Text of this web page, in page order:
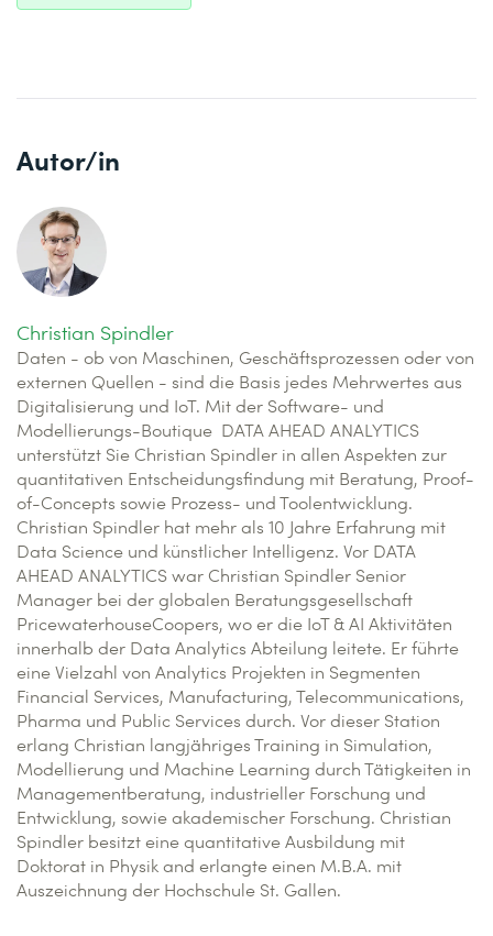
Autor/in
Christian Spindler
Daten - ob von Maschinen, Geschäftsprozessen oder von
externen Quellen - sind die Basis jedes Mehrwertes aus
Digitalisierung und IoT. Mit der Software- und
Modellierungs-Boutique DATA AHEAD ANALYTICS
unterstützt Sie Christian Spindler in allen Aspekten zur
quantitativen Entscheidungsfindung mit Beratung, Proof-
of-Concepts sowie Prozess- und Toolentwicklung.
Christian Spindler hat mehr als 10 Jahre Erfahrung mit
Data Science und künstlicher Intelligenz. Vor DATA
AHEAD ANALYTICS war Christian Spindler Senior
Manager bei der globalen Beratungsgesellschaft
PricewaterhouseCoopers, wo er die IoT & AI Aktivitäten
innerhalb der Data Analytics Abteilung leitete. Er führte
eine Vielzahl von Analytics Projekten in Segmenten
Financial Services, Manufacturing, Telecommunications,
Pharma und Public Services durch. Vor dieser Station
erlang Christian langjähriges Training in Simulation,
Modellierung und Machine Learning durch Tätigkeiten in
Managementberatung, industrieller Forschung und
Entwicklung, sowie akademischer Forschung. Christian
Spindler besitzt eine quantitative Ausbildung mit
Doktorat in Physik and erlangte einen M.B.A. mit
Auszeichnung der Hochschule St. Gallen.